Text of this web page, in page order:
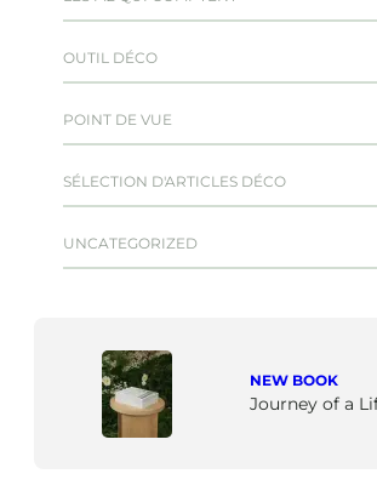
OUTIL DÉCO
POINT DE VUE
SÉLECTION D'ARTICLES DÉCO
UNCATEGORIZED
NEW BOOK
Journey of a